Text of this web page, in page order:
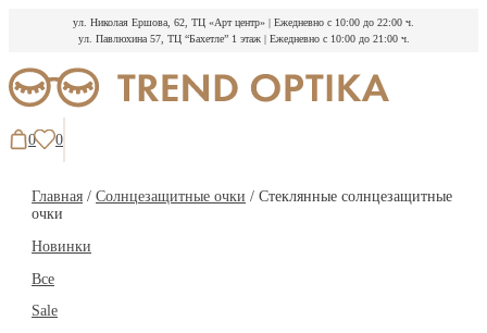
ул. Николая Ершова, 62, ТЦ «Арт центр» | Ежедневно с 10:00 до 22:00 ч.
ул. Павлюхина 57, ТЦ “Бахетле” 1 этаж | Ежедневно с 10:00 до 21:00 ч.
к
содержимому
0 0
Главная /Солнцезащитные очки / Стеклянные солнцезащитные
очки
Новинки
Все
Sale